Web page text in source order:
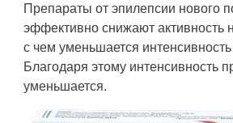
Препараты от эпилепсии нового
эффективно снижают активность
с чем уменьшается
Благодаря этому интенсивность
уменьшается.